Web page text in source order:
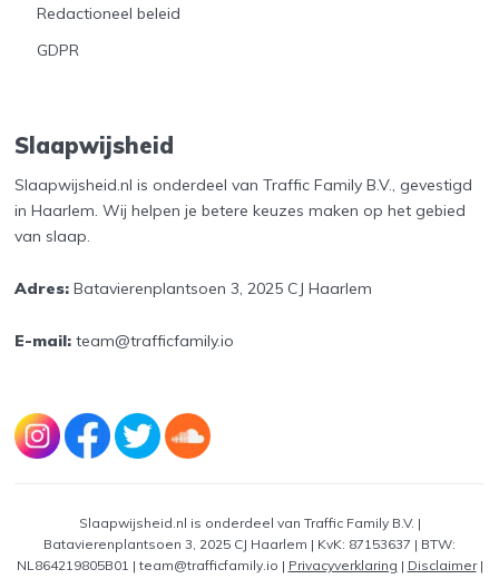
Redactioneel beleid
GDPR
Slaapwijsheid
Slaapwijsheid.nl is onderdeel van Traffic Family B.V., gevestigd
in Haarlem. Wij helpen je betere keuzes maken op het gebied
van slaap.
Adres:Batavierenplantsoen 3, 2025 CJ Haarlem
E-mail:team@trafficfamily.io
Slaapwijsheid.nl is onderdeel van Traffic Family B.V. |
Batavierenplantsoen 3, 2025 CJ Haarlem | KvK: 87153637 | BTW:
NL864219805B01 | team@trafficfamily.io | Privacyverklaring | Disclaimer|